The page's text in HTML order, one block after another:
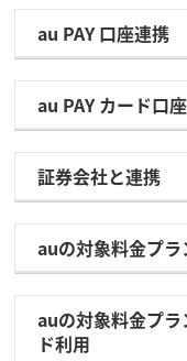
au PAY 口座連携
au PAY カード⼝
証券会社と連携
auの対象料金プラ
auの対象料金プ
ド利用